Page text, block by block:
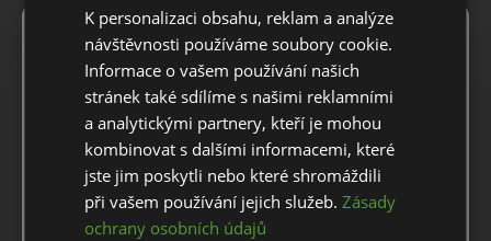
POPIS PRODUKTU
Dámská šála Coeurs de CHERIE SCARF TWO-TONE
Délka cca 180 cm, šířka cca 30 cm.
Materiál: 95% Polyester/5% Elastan, micro-fleece | nylonové
Notice
For European orders outside Slovakia and Czech Republic,
please use our European website.
Stay on this website
Go to European website
K personalizaci obsahu, reklam a analýze
návštěvnosti používáme soubory cookie.
Informace o vašem používání našich
stránek také sdílíme s našimi reklamními
a analytickými partnery, kteří je mohou
kombinovat s dalšími informacemi, které
jste jim poskytli nebo které shromáždili
při vašem používání jejich služeb.Zásady
ochrany osobních údajů